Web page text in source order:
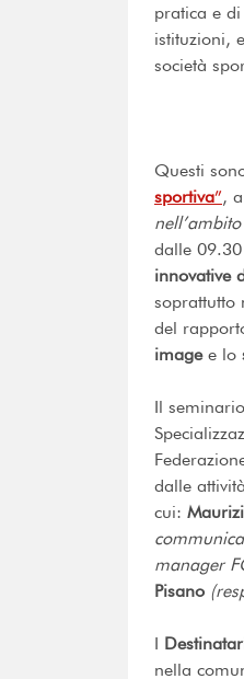
pratica e
istituzioni,
società
Questi
sportiva”,
dalle
innovative
soprattutto
del
imagee lo
Il
dalle
cui:
manager
Pisano
I
nella